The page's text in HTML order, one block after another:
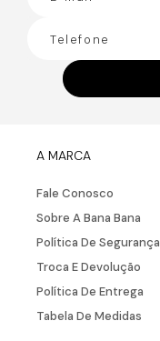
A MARCA
Fale Conosco
Sobre A Bana Bana
Política De Segurança
Troca E Devolução
Política De Entrega
Tabela De Medidas